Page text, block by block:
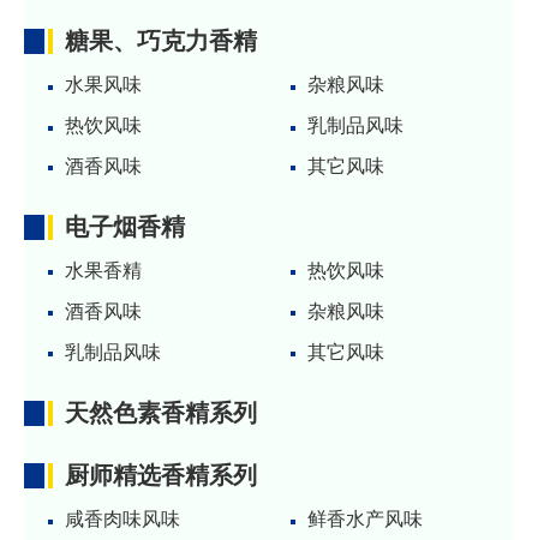
糖果、巧克力香精
水果风味
杂粮风味
热饮风味
乳制品风味
酒香风味
其它风味
电子烟香精
水果香精
热饮风味
酒香风味
杂粮风味
乳制品风味
其它风味
天然色素香精系列
厨师精选香精系列
咸香肉味风味
鲜香水产风味